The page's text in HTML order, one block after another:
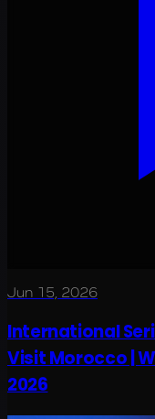
Jun 15, 2026
International
Visit Morocco |
2026